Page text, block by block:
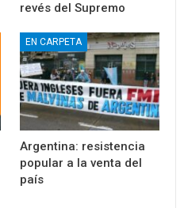
revés del Supremo
EN CARPETA
Argentina: resistencia
popular a la venta del
país